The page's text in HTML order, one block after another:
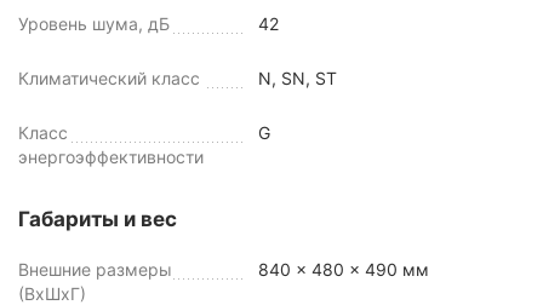
Уровень шума, дБ 42
Климатический класс N, SN, ST
Класс
энергоэффективности
G
Габариты и вес
Внешние размеры
(ВхШхГ)
840 x 480 x 490 мм